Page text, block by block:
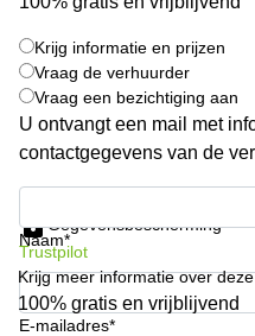
à Mons
Huren
virtueel
kantoor in
Antwerpen
Vergaderzaal
Locaux
commerciaux
à louer en
Bruxelles
Krijg informatie en prijzen
Vraag de verhuurder
Vraag een bezichtiging aan
U ontvangt een mail met
contactgegevens van de
Naam*
E-mailadres*
Gegevensbescherming
Trustpilot
Krijg meer informatie over
100% gratis en vrijblijvend